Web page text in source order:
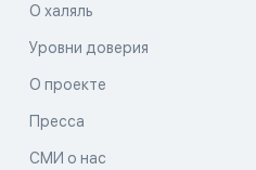
О халяль
Уровни доверия
О проекте
Пресса
СМИ о нас